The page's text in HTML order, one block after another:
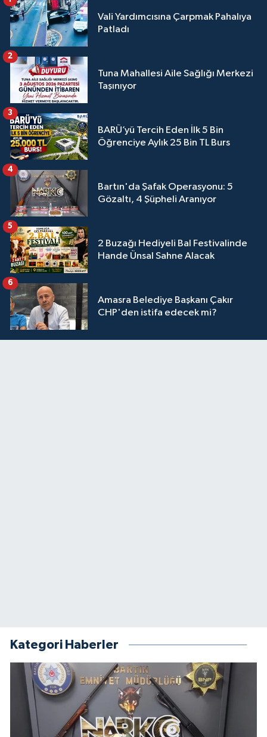
Vali Yardımcısına Çarpmak Pahalıya
Patladı
Tuna Mahallesi Aile Sağlığı Merkezi
Taşınıyor
2
BARÜ’yü Tercih Eden İlk 5 Bin
Öğrenciye Aylık 25 Bin TL Burs
3
Bartın'da Şafak Operasyonu: 5
Gözaltı, 4 Şüpheli Aranıyor
4
2 Buzağı Hediyeli Bal Festivalinde
Hande Ünsal Sahne Alacak
5
Amasra Belediye Başkanı Çakır
CHP'den istifa edecek mi?
6
Kategori Haberler